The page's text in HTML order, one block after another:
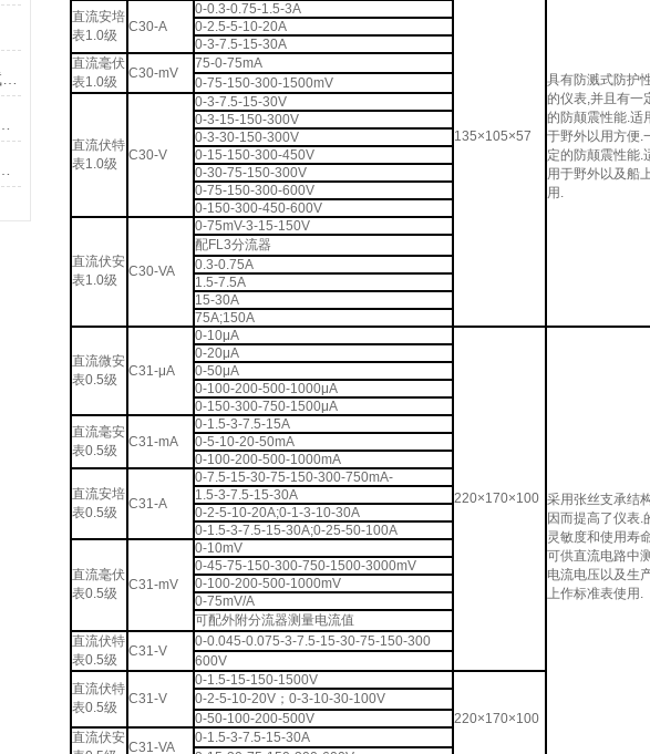
10KV配电网中氧化锌避雷器现场测试的意义
135×105×57
具有防溅式防护
的仪表,并且有一
的防颠震性能.适
于野外以用方便.
定的防颠震性能.
用于野外以及船
用.
直流安培
表1.0级
C30-A
0-0.3-0.75-1.5-3A
0-2.5-5-10-20A
0-3-7.5-15-30A
直流毫伏
表1.0级
C30-mV
75-0-75mA
0-75-150-300-1500mV
直流伏特
表1.0级
C30-V
0-3-7.5-15-30V
0-3-15-150-300V
0-3-30-150-300V
0-15-150-300-450V
0-30-75-150-300V
0-75-150-300-600V
0-150-300-450-600V
直流伏安
表1.0级
C30-VA
0-75mV-3-15-150V
配FL3分流器
0.3-0.75A
1.5-7.5A
15-30A
75A;150A
直流微安
表0.5级
C31-μA
0-10μA
220×170×100 采用张丝支承结
因而提高了仪表.
灵敏度和使用寿命
可供直流电路中
电流电压以及生
上作标准表使用.
0-20μA
0-50μA
0-100-200-500-1000μA
0-150-300-750-1500μA
直流毫安
表0.5级
C31-mA
0-1.5-3-7.5-15A
0-5-10-20-50mA
0-100-200-500-1000mA
直流安培
表0.5级
C31-A
0-7.5-15-30-75-150-300-750mA-
1.5-3-7.5-15-30A
0-2-5-10-20A;0-1-3-10-30A
0-1.5-3-7.5-15-30A;0-25-50-100A
直流毫伏
表0.5级
C31-mV
0-10mV
0-45-75-150-300-750-1500-3000mV
0-100-200-500-1000mV
0-75mV/A
可配外附分流器测量电流值
直流伏特
表0.5级
C31-V
0-0.045-0.075-3-7.5-15-30-75-150-300
600V
直流伏特
表0.5级
C31-V
0-1.5-15-150-1500V
220×170×100
0-2-5-10-20V；0-3-10-30-100V
0-50-100-200-500V
直流伏安
C31-VA
0-1.5-3-7.5-15-30A